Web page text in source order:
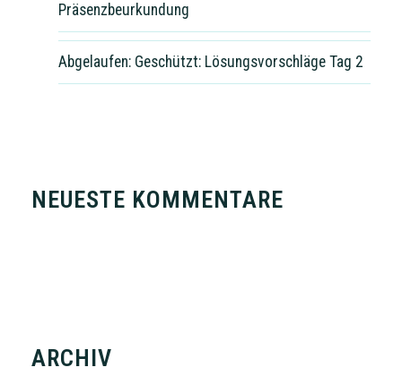
Präsenzbeurkundung
Abgelaufen: Geschützt: Lösungsvorschläge Tag 2
NEUESTE KOMMENTARE
ARCHIV